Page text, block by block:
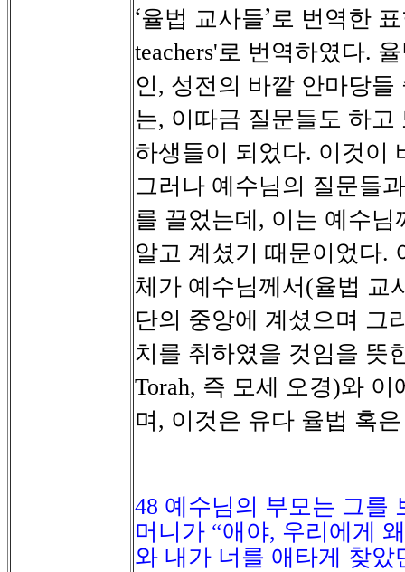
‘율법 교사들’로 번역한
teachers'로 번역하였다.
인, 성전의 바깥 안마당들
는, 이따금 질문들도 하고
하생들이 되었다. 이것이
그러나 예수님의 질문들과
를 끌었는데, 이는 예수님
알고 계셨기 때문이었다.
체가 예수님께서(율법 교
단의 중앙에 계셨으며 그
치를 취하였을 것임을 뜻
Torah, 즉 모세 오경)와 이
며, 이것은 유다 율법 혹은
48 예수님의 부모는 그를
머니가 “애야, 우리에게
와 내가 너를 애타게 찾았